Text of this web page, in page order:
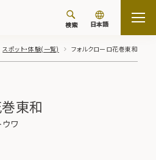
検索 日本語
スポット・体験(一覧) フォルクローロ花巻東和
東和
ワ